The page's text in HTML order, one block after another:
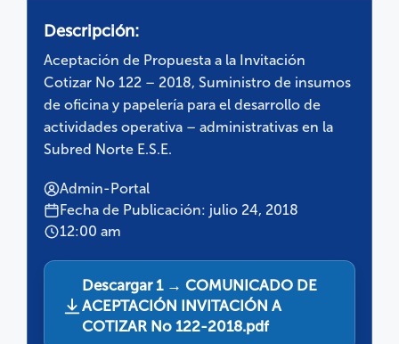
Descripción:
Aceptación de Propuesta a la Invitación
Cotizar No 122 – 2018, Suministro de insumos
de oficina y papelería para el desarrollo de
actividades operativa – administrativas en la
Subred Norte E.S.E.
Admin-Portal
Fecha de Publicación: julio 24, 2018
12:00 am
Descargar 1 → COMUNICADO DE
ACEPTACIÓN INVITACIÓN A
COTIZAR No 122-2018.pdf